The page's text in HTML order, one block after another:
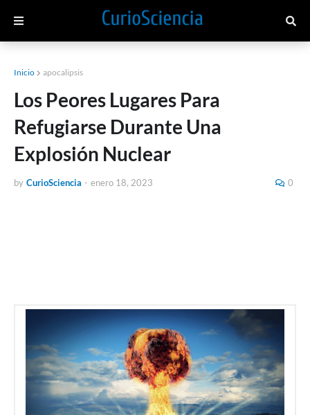
Inicio apocalipsis
Los Peores Lugares Para
Refugiarse Durante Una
Explosión Nuclear
by CurioSciencia - enero 18, 2023 0